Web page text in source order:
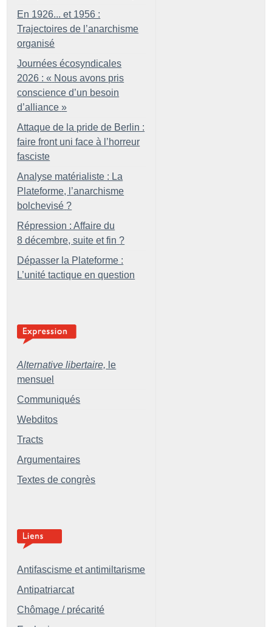
En 1926... et 1956 :
Trajectoires de l’anarchisme
organisé
Journées écosyndicales
2026 : « Nous avons pris
conscience d’un besoin
d’alliance »
Attaque de la pride de Berlin :
faire front uni face à l’horreur
fasciste
Analyse matérialiste : La
Plateforme, l’anarchisme
bolchevisé ?
Répression : Affaire du
8 décembre, suite et fin ?
Dépasser la Plateforme :
L’unité tactique en question
Alternative libertaire, le
mensuel
Communiqués
Webditos
Tracts
Argumentaires
Textes de congrès
Antifascisme et antimiltarisme
Antipatriarcat
Chômage / précarité